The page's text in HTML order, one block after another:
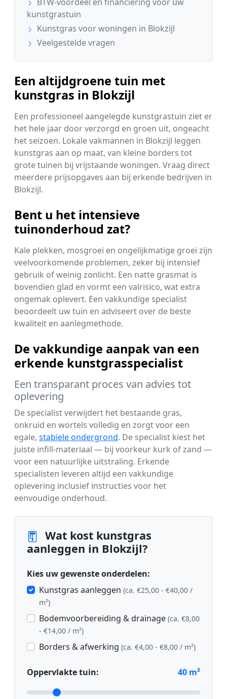
kunstgrastuin
Kunstgras voor woningen in Blokzijl
Veelgestelde vragen
Een altijdgroene tuin met
kunstgras in Blokzijl
Een professioneel aangelegde kunstgrastuin ziet er
het hele jaar door verzorgd en groen uit, ongeacht
het seizoen. Lokale vakmannen in Blokzijl leggen
kunstgras aan op maat, van kleine borders tot
grote tuinen bij vrijstaande woningen. Vraag direct
meerdere prijsopgaves aan bij erkende bedrijven in
Blokzijl.
Bent u het intensieve
tuinonderhoud zat?
Kale plekken, mosgroei en ongelijkmatige groei zijn
veelvoorkomende problemen, zeker bij intensief
gebruik of weinig zonlicht. Een natte grasmat is
bovendien glad en vormt een valrisico, wat extra
ongemak oplevert. Een vakkundige specialist
beoordeelt uw tuin en adviseert over de beste
kwaliteit en aanlegmethode.
De vakkundige aanpak van een
erkende kunstgrasspecialist
Een transparant proces van advies tot
oplevering
De specialist verwijdert het bestaande gras,
onkruid en wortels volledig en zorgt voor een
egale, stabiele ondergrond. De specialist kiest het
juiste infill-materiaal — bij voorkeur kurk of zand —
voor een natuurlijke uitstraling. Erkende
specialisten leveren altijd een vakkundige
oplevering inclusief instructies voor het
eenvoudige onderhoud.
Wat kost kunstgras
aanleggen in Blokzijl?
Kies uw gewenste onderdelen:
Kunstgras aanleggen (ca. €25,00 - €40,00 /
m²)
Bodemvoorbereiding & drainage (ca. €8,00
- €14,00 / m²)
Borders & afwerking (ca. €4,00 - €8,00 / m²)
Oppervlakte tuin: 40 m²